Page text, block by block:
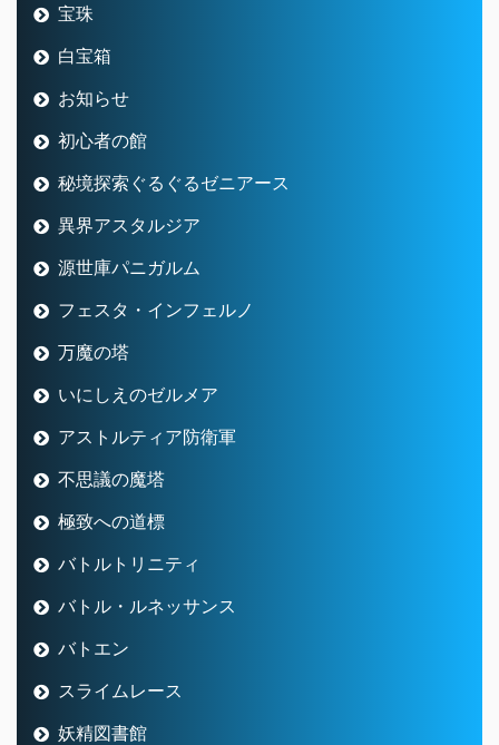
宝珠
白宝箱
お知らせ
初心者の館
秘境探索ぐるぐるゼニアース
異界アスタルジア
源世庫パニガルム
フェスタ・インフェルノ
万魔の塔
いにしえのゼルメア
アストルティア防衛軍
不思議の魔塔
極致への道標
バトルトリニティ
バトル・ルネッサンス
バトエン
スライムレース
妖精図書館